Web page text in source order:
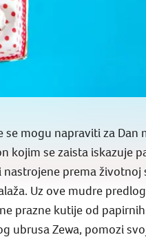
mogu napraviti za
kojim se zaista iskazuje
prema životnoj
Uz ove mudre
prazne kutije od papirnih
ubrusa Zewa, pomozi